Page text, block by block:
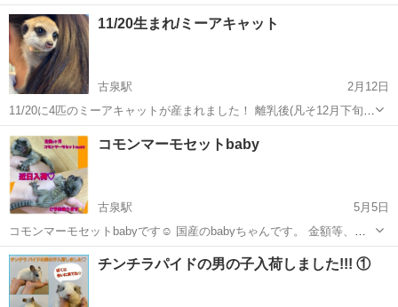
😊 ご予約承りますのでお気軽にお問い合わせ下さいませ。 小動物、エ
キゾチックアニマル取扱店 しっぽのきもち 動愛第1222号 長山
愛媛 伊予郡 古泉駅 ペットショップ
エキゾチックアニマル
11/20生まれ/ミーアキャット
古泉駅
2月12日
11/20に4匹のミーアキャットが産まれました！ 離乳後(凡そ12月下旬頃
から)よりお迎え可能となりますがご見学、ご予約承りますので金額
等、気になられましたらお気軽にお問い合わせ下さいませ☺️ ※当店は
個人でしているペット...
愛媛 伊予郡 ペットショップ
コモンマーモセットbaby
古泉駅
5月5日
コモンマーモセットbabyです☺️ 国産のbabyちゃんです。 金額等、気
になる方はお問い合わせ下さいませ。 素敵なご家族様募集中です😊
愛媛 伊予郡 ペットショップ
チンチラパイドの男の子入荷しました!!! ①